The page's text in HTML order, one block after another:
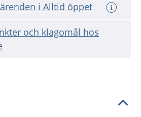
i Alltid öppet
och klagomål hos